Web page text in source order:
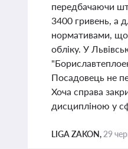
передбачаючи
3400 гривень, а
нормативами, що
обліку. У
Посадовець не
Хоча справа
дисципліною у
LIGA ZAKON, 29